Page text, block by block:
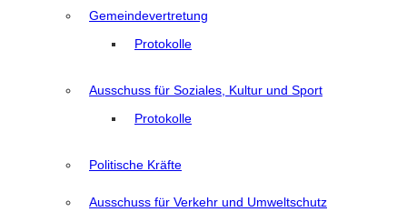
Gemeindevertretung
Protokolle
Ausschuss für Soziales, Kultur und Sport
Protokolle
Politische Kräfte
Ausschuss für Verkehr und Umweltschutz